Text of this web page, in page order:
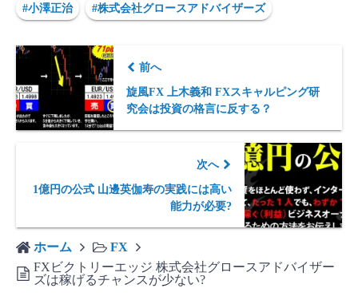
#小澤正治 #株式会社グロースアドバイザーズ
前へ
旋風FX 上木義和 FXスキャルピング研
究会は投資の格言に反する？
次へ
1億円の公式 山邊英伽寿の実践には高い
能力が必要?
ホーム
FX
FXビクトリーエッジ 株式会社グロースアドバイザー
ズは稼げるチャンスが少ない?